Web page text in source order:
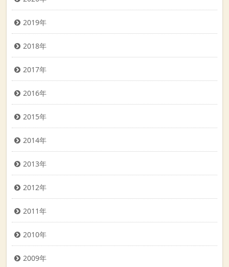
2019年
2018年
2017年
2016年
2015年
2014年
2013年
2012年
2011年
2010年
2009年